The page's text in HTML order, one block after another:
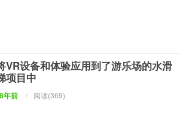
VR设备和体验应用到了游乐场的水滑
项目中
8年前 / 阅读(369)